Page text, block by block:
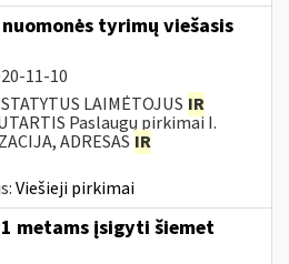
tyrimų viešasis
11-10
LAIMĖTOJUS IR
Paslaugų pirkimai I.
ADRESAS IR
Viešieji pirkimai
metams įsigyti šiemet